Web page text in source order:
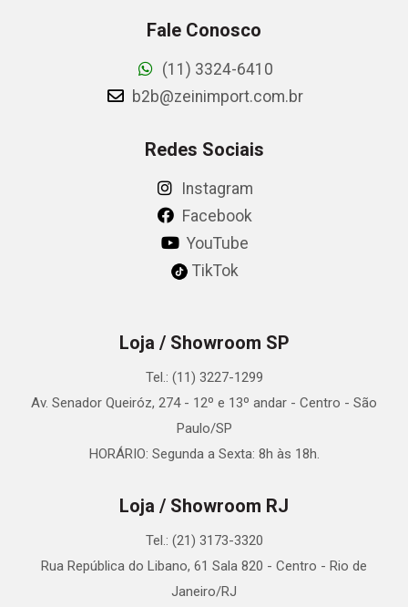
Fale Conosco
(11) 3324-6410
b2b@zeinimport.com.br
Redes Sociais
Instagram
Facebook
YouTube
TikTok
Loja / Showroom SP
Tel.: (11) 3227-1299
Av. Senador Queiróz, 274 - 12º e 13º andar - Centro - São
Paulo/SP
HORÁRIO: Segunda a Sexta: 8h às 18h.
Loja / Showroom RJ
Tel.: (21) 3173-3320
Rua República do Libano, 61 Sala 820 - Centro - Rio de
Janeiro/RJ